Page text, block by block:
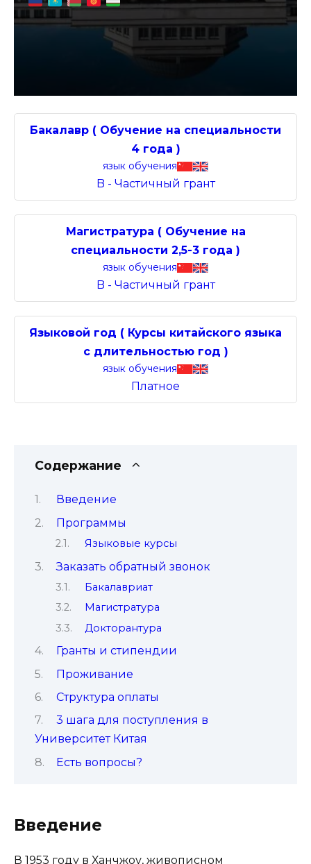
Бакалавр ( Обучение на специальности
4 года )
язык обучения
B - Частичный грант
Магистратура ( Обучение на
специальности 2,5-3 года )
язык обучения
B - Частичный грант
Языковой год ( Курсы китайского языка
с длительностью год )
язык обучения
Платное
Содержание
Введение
Программы
Языковые курсы
Заказать обратный звонок
Бакалавриат
Магистратура
Докторантура
Гранты и стипендии
Проживание
Структура оплаты
3 шага для поступления в
Университет Китая
Есть вопросы?
Введение
В 1953 году в Ханчжоу, живописном